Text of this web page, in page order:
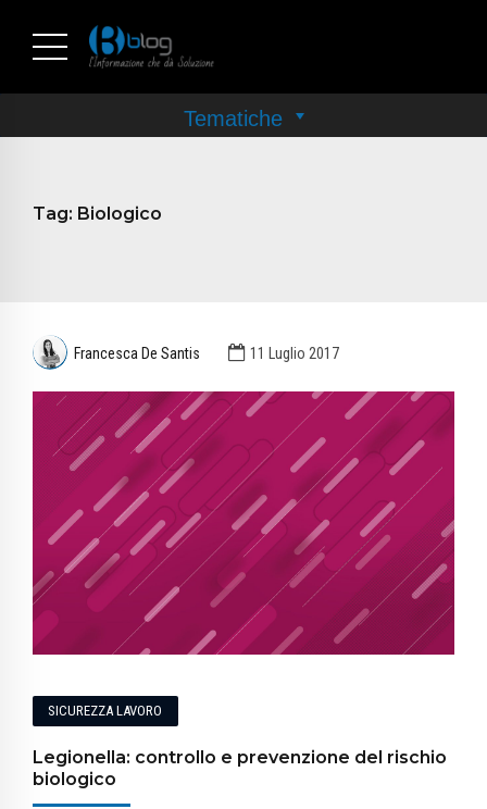
Tag: Biologico
Francesca De Santis 11 Luglio 2017
SICUREZZA LAVORO
Legionella: controllo e prevenzione del rischio
biologico